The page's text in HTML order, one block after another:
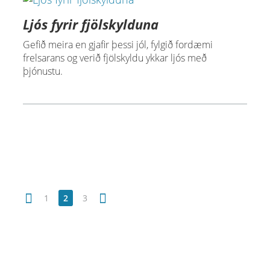
Ljós fyrir fjölskylduna
Gefið meira en gjafir þessi jól, fylgið fordæmi
frelsarans og verið fjölskyldu ykkar ljós með
þjónustu.
1 2 3